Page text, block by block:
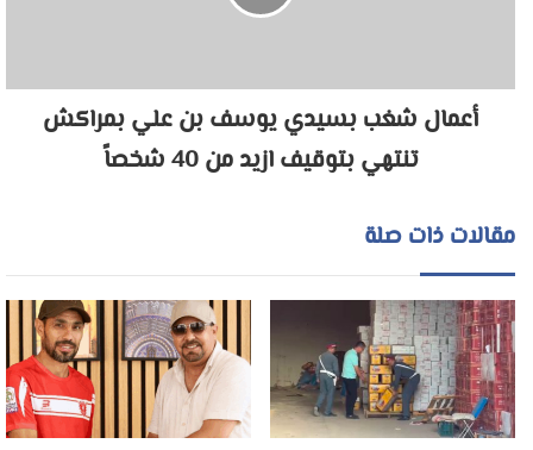
أعمال شغب بسيدي يوسف بن علي بمراكش
تنتهي بتوقيف ازيد من 40 شخصاً
مقالات ذات صلة